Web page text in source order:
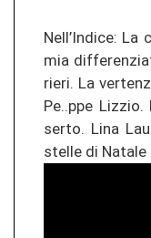
Nell’In­di­ce:
mia
rie­ri. La
Pe..ppe
ser­to. Lina
stel­le di Na­ta­le